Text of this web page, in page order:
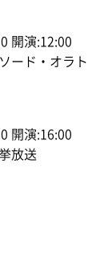
開演:12:00
ード・オラト
開演:16:00
放送